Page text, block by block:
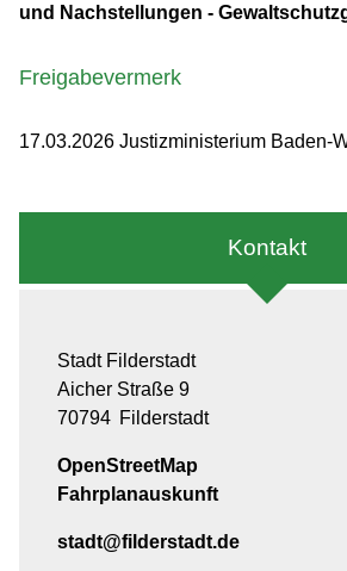
und Nachstellungen -
Freigabevermerk
17.03.2026 Justizministerium Baden-
Kontakt
Stadt Filderstadt
Aicher Straße 9
70794 Filderstadt
OpenStreetMap
Fahrplanauskunft
stadt@filderstadt.de